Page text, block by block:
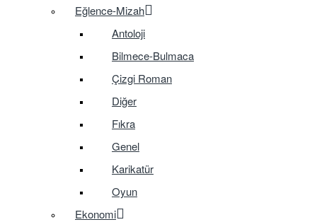
Eğlence-Mizah
Antoloji
Bilmece-Bulmaca
Çizgi Roman
Diğer
Fıkra
Genel
Karikatür
Oyun
Ekonomi